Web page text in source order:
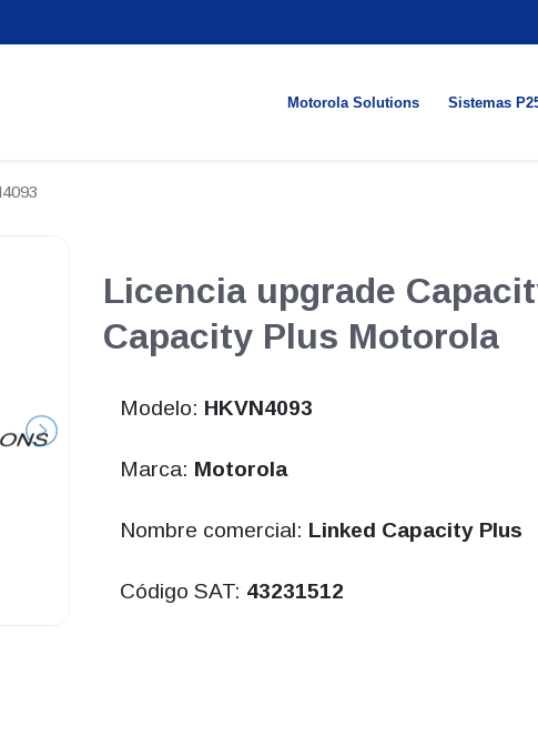
Motorola Solutions Sistemas
Licencia upgrade
Capacity Plus Motorola
Modelo: HKVN4093
Marca: Motorola
Nombre comercial: Linked Capacity Plus
Código SAT: 43231512